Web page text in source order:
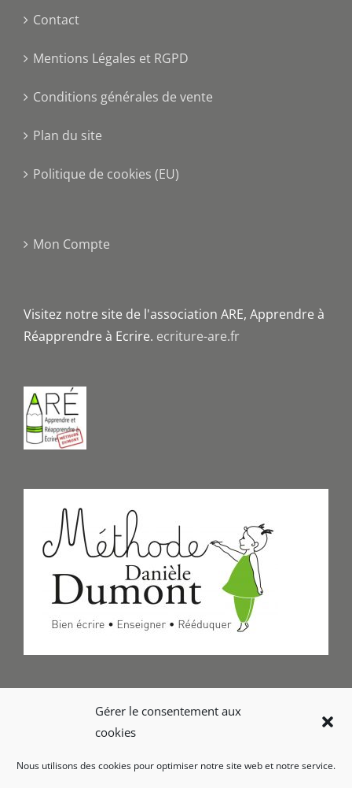
Gérer le consentement aux
cookies
Nous utilisons des cookies pour optimiser notre site web et notre service.
Contact
Mentions Légales et RGPD
Conditions générales de vente
Plan du site
Politique de cookies (EU)
Mon Compte
Visitez notre site de l'association ARE, Apprendre à
Réapprendre à Ecrire. ecriture-are.fr
Formulaire de Contact